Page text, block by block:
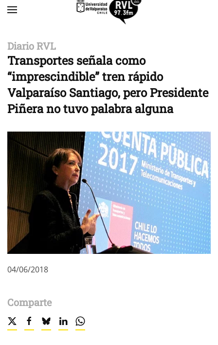
Diario RVL
Transportes señala como
“imprescindible” tren rápido
Valparaíso Santiago, pero Presidente
Piñera no tuvo palabra alguna
04/06/2018
Comparte